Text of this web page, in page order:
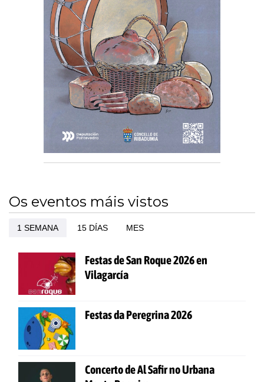
Os eventos máis vistos
1 SEMANA 15 DÍAS MES
Festas de San Roque 2026 en
Vilagarcía
Festas da Peregrina 2026
Concerto de Al Safir no Urbana